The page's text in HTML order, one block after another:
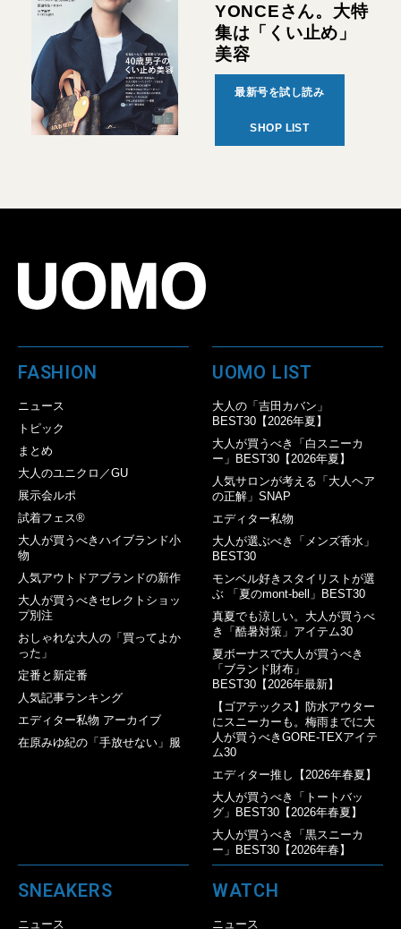
YONCEさん。大特
集は「くい止め」
美容
最新号を試し読み
SHOP LIST
FASHION
ニュース
トピック
まとめ
大人のユニクロ／GU
展示会ルポ
試着フェス®︎
大人が買うべきハイブランド小
物
人気アウトドアブランドの新作
大人が買うべきセレクトショッ
プ別注
おしゃれな大人の「買ってよか
った」
定番と新定番
人気記事ランキング
エディター私物 アーカイブ
在原みゆ紀の「手放せない」服
UOMO LIST
大人の「吉田カバン」
BEST30【2026年夏】
大人が買うべき「白スニーカ
ー」BEST30【2026年夏】
人気サロンが考える「大人ヘア
の正解」SNAP
エディター私物
大人が選ぶべき「メンズ香水」
BEST30
モンベル好きスタイリストが選
ぶ 「夏のmont-bell」BEST30
真夏でも涼しい。大人が買うべ
き「酷暑対策」アイテム30
夏ボーナスで大人が買うべき
「ブランド財布」
BEST30【2026年最新】
【ゴアテックス】防水アウター
にスニーカーも。梅雨までに大
人が買うべきGORE-TEXアイテ
ム30
エディター推し【2026年春夏】
大人が買うべき「トートバッ
グ」BEST30【2026年春夏】
大人が買うべき「黒スニーカ
ー」BEST30【2026年春】
SNEAKERS
ニュース
WATCH
ニュース